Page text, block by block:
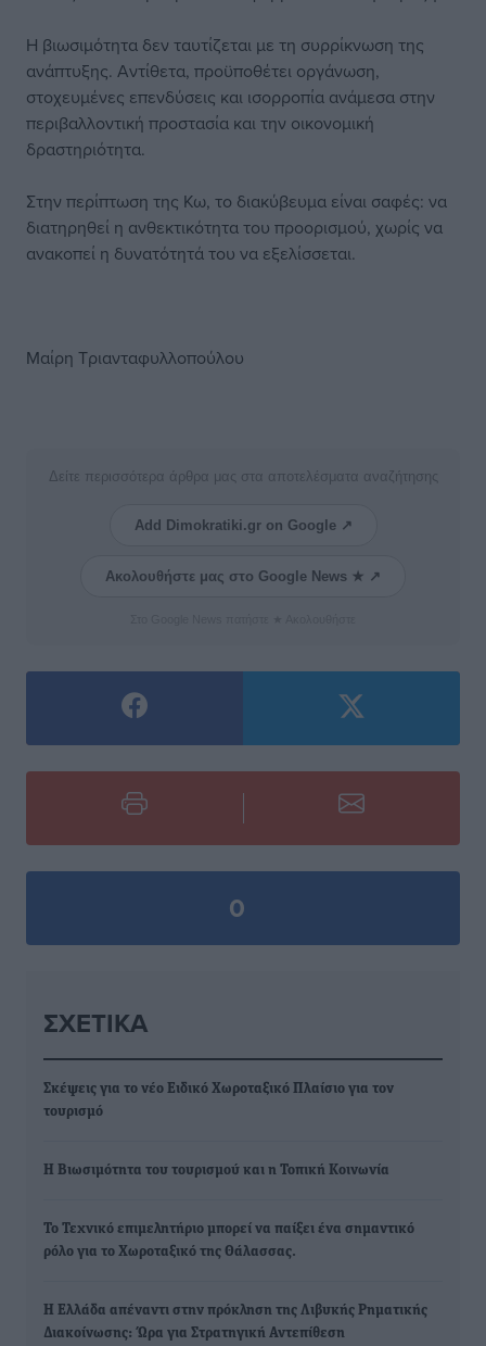
Η βιωσιμότητα δεν ταυτίζεται με τη συρρίκνωση της
ανάπτυξης. Αντίθετα, προϋποθέτει οργάνωση,
στοχευμένες επενδύσεις και ισορροπία ανάμεσα στην
περιβαλλοντική προστασία και την οικονομική
δραστηριότητα.
Στην περίπτωση της Κω, το διακύβευμα είναι σαφές: να
διατηρηθεί η ανθεκτικότητα του προορισμού, χωρίς να
ανακοπεί η δυνατότητά του να εξελίσσεται.
Μαίρη Τριανταφυλλοπούλου
Δείτε περισσότερα άρθρα μας στα αποτελέσματα αναζήτησης
Add Dimokratiki.gr on Google ↗
Ακολουθήστε μας στο Google News ★ ↗
0
ΣΧΕΤΙΚΆ
Σκέψεις για το νέο Ειδικό Χωροταξικό Πλαίσιο για τον
τουρισμό
Η Βιωσιμότητα του τουρισμού και η Τοπική Κοινωνία
Το Τεχνικό επιμελητήριο μπορεί να παίξει ένα σημαντικό
ρόλο για το Χωροταξικό της Θάλασσας.
Η Ελλάδα απέναντι στην πρόκληση της Λιβυκής Ρηματικής
Διακοίνωσης: Ώρα για Στρατηγική Αντεπίθεση